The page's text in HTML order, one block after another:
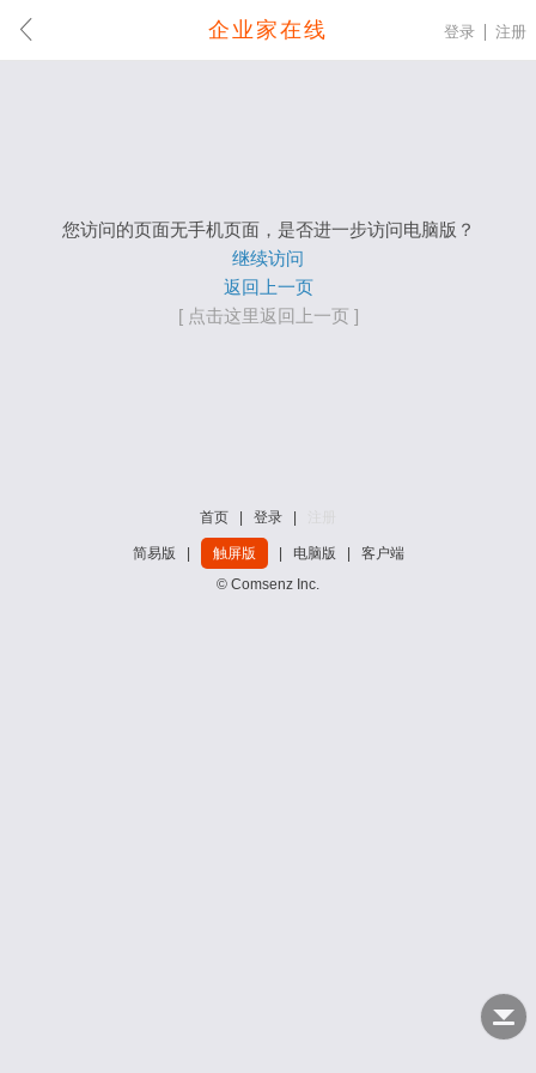
企业家在线 登录 注册
您访问的页面无手机页面，是否进一步访问电脑版？
继续访问
返回上一页
[ 点击这里返回上一页 ]
首页 登录
简易版 触屏版 电脑版
客户端
© Comsenz Inc.